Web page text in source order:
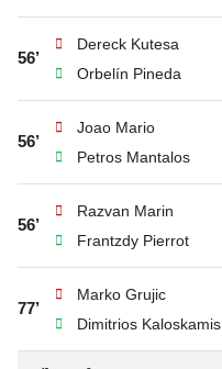
56’
Dereck Kutesa
Orbelín Pineda
56’
Joao Mario
Petros Mantalos
56’
Razvan Marin
Frantzdy Pierrot
77’
Marko Grujic
Dimitrios Kaloskamis